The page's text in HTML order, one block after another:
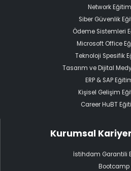
Network
Siber Güvenlik
Ödeme Sistemleri
Microsoft Office
Teknoloji Spesifik
Tasarım ve Dijital
ERP & SAP
Kişisel Gelişim
Career HuBT
Kurumsal
İstihdam Garantili
Bootcamp